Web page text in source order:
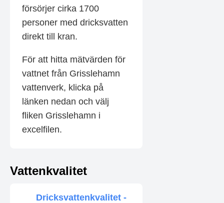
försörjer cirka 1700
personer med dricksvatten
direkt till kran.
För att hitta mätvärden för
vattnet från Grisslehamn
vattenverk, klicka på
länken nedan och välj
fliken Grisslehamn i
excelfilen.
Vattenkvalitet
Dricksvattenkvalitet -